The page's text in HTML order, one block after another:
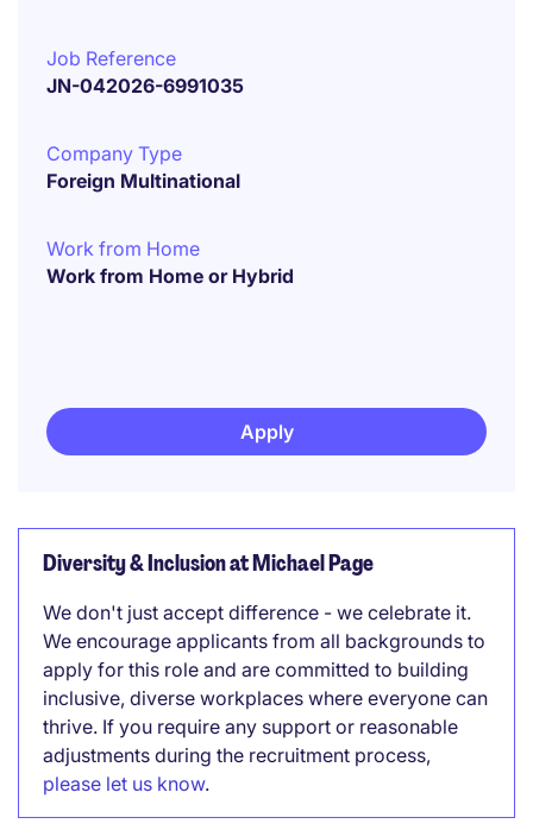
Job Reference
JN-042026-6991035
Company Type
Foreign Multinational
Work from Home
Work from Home or Hybrid
Apply
Diversity & Inclusion at Michael Page
We don't just accept difference - we celebrate it.
We encourage applicants from all backgrounds to
apply for this role and are committed to building
inclusive, diverse workplaces where everyone can
thrive. If you require any support or reasonable
adjustments during the recruitment process,
please let us know.